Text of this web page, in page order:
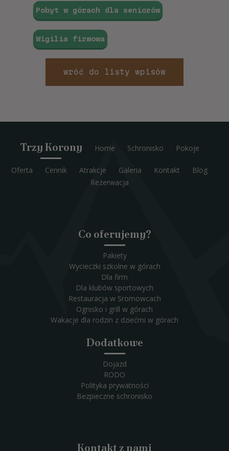
Pobyt w górach dla seniorów
Wigilia firmowa
wróć do listy wpisów
Trzy Korony Home Schronisko Pokoje
Oferta Cennik Atrakcje Galeria Kontakt
Blog
Rezerwacja
Co oferujemy?
Pakiety
Wycieczki szkolne w górach
Dla firm
Dla klubów sportowych
Restauracja w Sromowcach
Ognisko i grill w górach
Wakacje dla rodzin z dziećmi w górach
Dodatkowe
Dojazd
RODO
Polityka prywatności
Bezpieczne schronisko
Kontakt z nami